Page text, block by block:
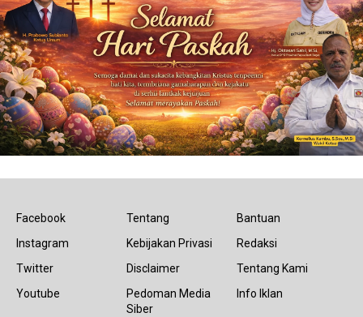
Facebook
Instagram
Twitter
Youtube
Tentang
Kebijakan Privasi
Disclaimer
Pedoman Media
Siber
Bantuan
Redaksi
Tentang Kami
Info Iklan